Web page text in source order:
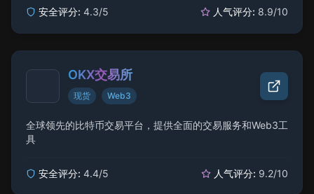
安全评分: 4.3/5 人气评分: 8.9/10
OKX交易所
现货 Web3
全球领先的比特币交易平台，提供全面的交易服务和Web3工
具
安全评分: 4.4/5 人气评分: 9.2/10